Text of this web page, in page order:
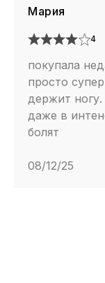
Мария
4
покупала
просто
держит ногу.
даже в
болят
08/12/25